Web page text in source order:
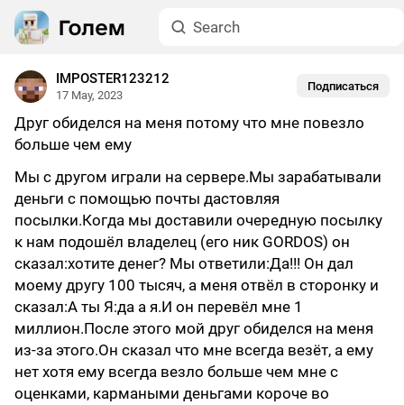
IMPOSTER123212
17 May, 2023
Подписаться
Друг обиделся на меня потому что мне повезло
больше чем ему
Мы с другом играли на сервере.Мы зарабатывали
деньги с помощью почты дастовляя
посылки.Когда мы доставили очередную посылку
к нам подошёл владелец (его ник GORDOS) он
сказал:хотите денег? Мы ответили:Да!!! Он дал
моему другу 100 тысяч, а меня отвёл в сторонку и
сказал:А ты Я:да а я.И он перевёл мне 1
миллион.После этого мой друг обиделся на меня
из-за этого.Он сказал что мне всегда везёт, а ему
нет хотя ему всегда везло больше чем мне с
оценками, кармаными деньгами короче во